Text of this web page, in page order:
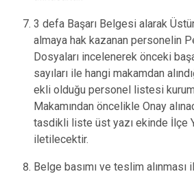
3 defa Başarı Belgesi alarak
almaya hak kazanan personelin
Dosyaları incelenerek önceki
sayıları ile hangi makamdan
ekli olduğu personel listesi
Makamından öncelikle Onay
tasdikli liste üst yazı ekinde İlçe
iletilecektir.
Belge basımı ve teslim